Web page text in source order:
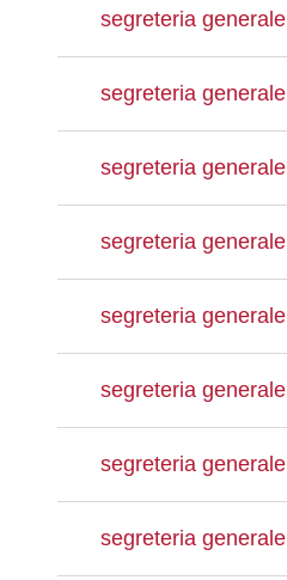
segreteria generale
segreteria generale
segreteria generale
segreteria generale
segreteria generale
segreteria generale
segreteria generale
segreteria generale